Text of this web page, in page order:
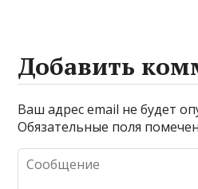
Добавить
Ваш адрес email не будет
Обязательные поля